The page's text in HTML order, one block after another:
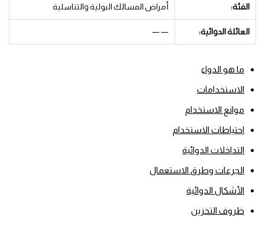
الفئة: أمراض المسالك البولية والتناسلية
العائلة الدوائية: — —
ما هو الدواء
الاستخدامات
موانع الاستخدام
احتياطات الاستخدام
التداخلات الدوائية
الجرعات وطرق الاستعمال
الأشكال الدوائية
ظروف التخزين